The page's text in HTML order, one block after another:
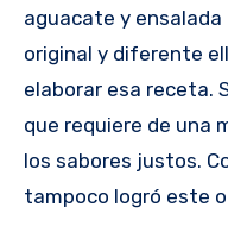
aguacate y
original y diferente
elaborar esa receta.
que requiere de una
los sabores justos.
tampoco logró este